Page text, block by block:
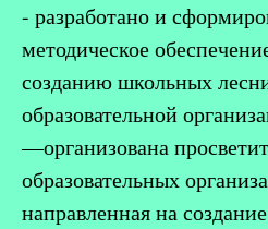
- разработано и
методическое
созданию школьных
образовательной
―организована
образовательных
направленная на